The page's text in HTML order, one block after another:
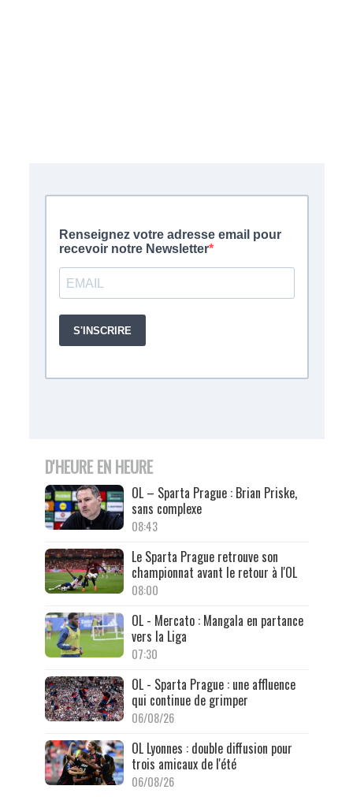
D'HEURE EN HEURE
OL – Sparta Prague : Brian Priske,
sans complexe
08:43
Le Sparta Prague retrouve son
championnat avant le retour à l'OL
08:00
OL - Mercato : Mangala en partance
vers la Liga
07:30
OL - Sparta Prague : une affluence
qui continue de grimper
06/08/26
OL Lyonnes : double diffusion pour
trois amicaux de l'été
06/08/26